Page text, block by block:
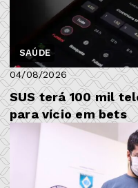
SAÚDE
04/08/2026
SUS terá 100 mil
para vício em bets